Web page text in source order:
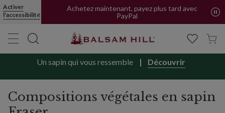
Activer
l'accessibilité
Achetez maintenant, payez plus tard avec
PayPal
Un sapin qui vous ressemble Découvrir
Compositions végétales en sapin